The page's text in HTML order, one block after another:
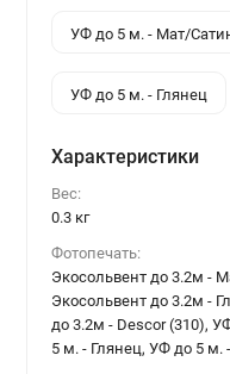
УФ до 5 м. - Мат/
УФ до 5 м. - Глянец
Характеристики
Вес:
0.3 кг
Фотопечать:
Экосольвент до 3.2м -
Экосольвент до 3.2м -
до 3.2м - Descor (310),
5 м. - Глянец, УФ до 5 м.